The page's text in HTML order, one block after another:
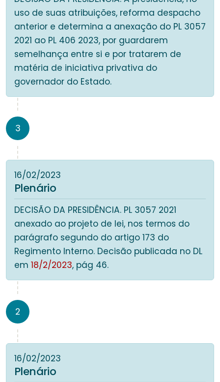
uso de suas atribuições, reforma despacho
anterior e determina a anexação do PL 3057
2021 ao PL 406 2023, por guardarem
semelhança entre si e por tratarem de
matéria de iniciativa privativa do
governador do Estado.
3
16/02/2023
Plenário
DECISÃO DA PRESIDÊNCIA. PL 3057 2021
anexado ao projeto de lei, nos termos do
parágrafo segundo do artigo 173 do
Regimento Interno. Decisão publicada no DL
em 18/2/2023, pág 46.
2
16/02/2023
Plenário